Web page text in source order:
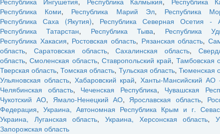
Республика Коми, Республика Марий Эл, Республика
Республика Саха (Якутия), Республика Северная Осетия -
Республика Татарстан, Республика Тыва, Республика
Республика Хакасия, Ростовская область, Рязанская область,
область, Саратовская область,Сахалинская область,
область,Смоленская область,Ставропольский край, Тамбовская
Тверская область,Томская область, Тульская область, Тюменская
Ульяновская область, Хабаровский край, Ханты-Мансийский
Челябинская область, Чеченская Республика, Чувашская
Чукотский АО, Ямало-Ненецкий АО, Ярославская область,
Федерация, Украина, Автономная Республика Крым и г.
Украина, Луганская область,Украина, Херсонская область,
Запорожская область